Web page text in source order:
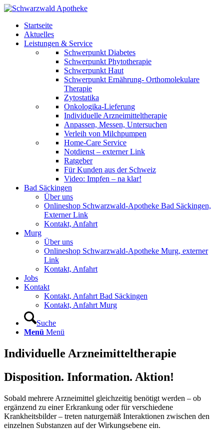
Startseite
Aktuelles
Leistungen & Service
Schwerpunkt Diabetes
Schwerpunkt Phytotherapie
Schwerpunkt Haut
Schwerpunkt Ernährung- Orthomolekulare
Therapie
Zytostatika
Onkologika-Lieferung
Individuelle Arzneimitteltherapie
Anpassen, Messen, Untersuchen
Verleih von Milchpumpen
Home-Care Service
Notdienst – externer Link
Ratgeber
Für Kunden aus der Schweiz
Video: Impfen – na klar!
Bad Säckingen
Über uns
Onlineshop Schwarzwald-Apotheke Bad Säckingen,
Externer Link
Kontakt, Anfahrt
Murg
Über uns
Onlineshop Schwarzwald-Apotheke Murg, externer
Link
Kontakt, Anfahrt
Jobs
Kontakt
Kontakt, Anfahrt Bad Säckingen
Kontakt, Anfahrt Murg
Suche
Menü Menü
Individuelle Arzneimitteltherapie
Disposition. Information. Aktion!
Sobald mehrere Arzneimittel gleichzeitig benötigt werden – ob
ergänzend zu einer Erkrankung oder für verschiedene
Krankheitsbilder – treten naturgemäß Interaktionen zwischen den
einzelnen Substanzen auf der Wirkungsebene ein.